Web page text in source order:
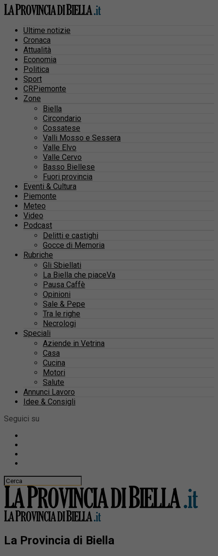
Ultime notizie
Cronaca
Attualità
Economia
Politica
Sport
CRPiemonte
Zone
Biella
Circondario
Cossatese
Valli Mosso e Sessera
Valle Elvo
Valle Cervo
Basso Biellese
Fuori provincia
Eventi & Cultura
Piemonte
Meteo
Video
Podcast
Delitti e castighi
Gocce di Memoria
Rubriche
Gli Sbiellati
La Biella che piaceVa
Pausa Caffè
Opinioni
Sale & Pepe
Tra le righe
Necrologi
Speciali
Aziende in Vetrina
Casa
Cucina
Motori
Salute
Annunci Lavoro
Idee & Consigli
Seguici su
La Provincia di Biella